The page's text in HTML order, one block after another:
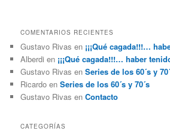
COMENTARIOS RECIENTES
Gustavo Rivas en ¡¡¡Qué cagada!!!…
Alberdi en ¡¡¡Qué cagada!!!… haber
Gustavo Rivas enSeries de los 60´s y
Ricardo enSeries de los 60´s y 70´s
Gustavo Rivas enContacto
CATEGORÍAS